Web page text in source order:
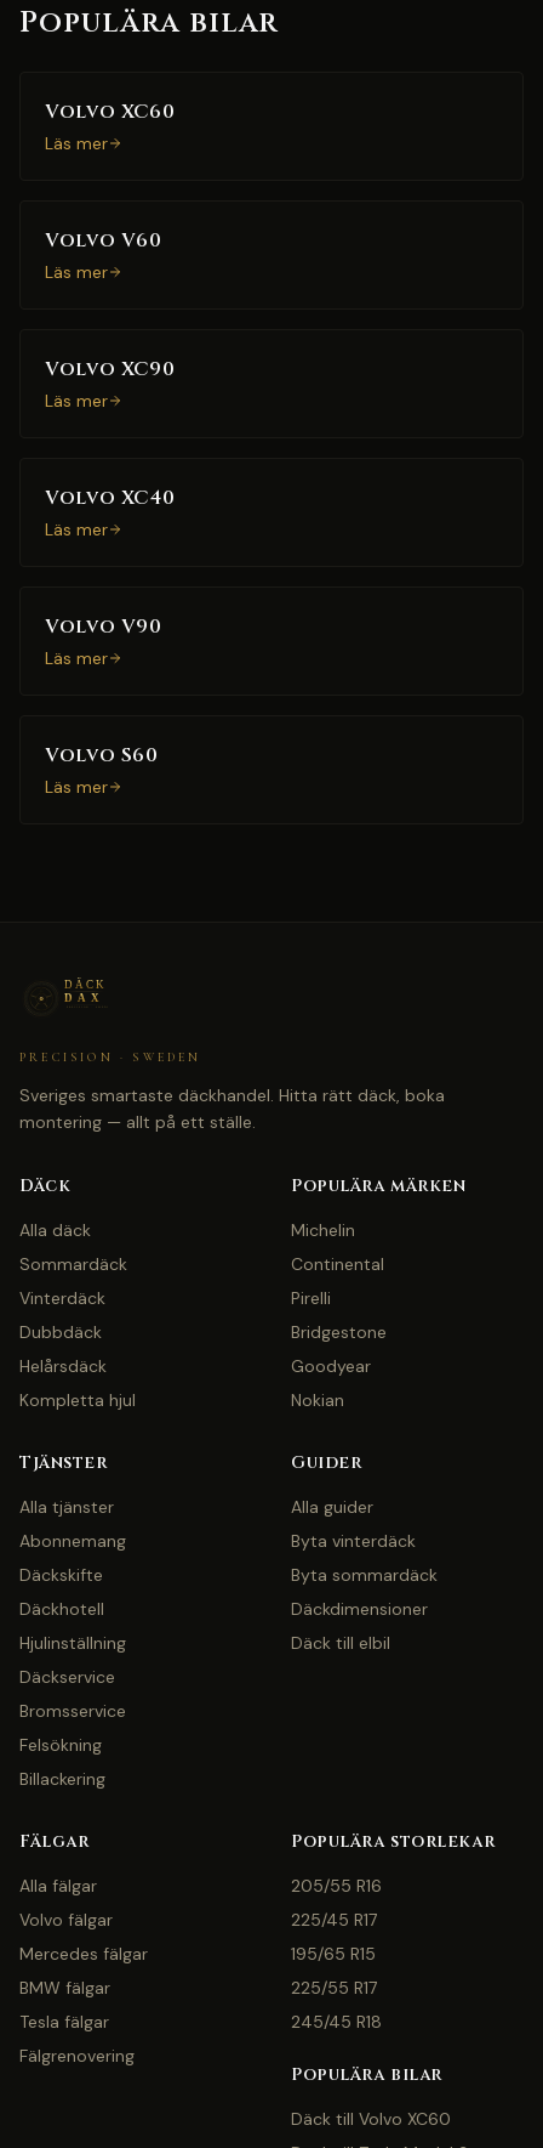
Populära bilar
Volvo XC60
Läs mer
Volvo V60
Läs mer
Volvo XC90
Läs mer
Volvo XC40
Läs mer
Volvo V90
Läs mer
Volvo S60
Läs mer
PRECISION · SWEDEN
Sveriges smartaste däckhandel. Hitta rätt däck, boka
montering — allt på ett ställe.
Däck
Alla däck
Sommardäck
Vinterdäck
Dubbdäck
Helårsdäck
Kompletta hjul
Populära märken
Michelin
Continental
Pirelli
Bridgestone
Goodyear
Nokian
Tjänster
Alla tjänster
Abonnemang
Däckskifte
Däckhotell
Hjulinställning
Däckservice
Bromsservice
Felsökning
Billackering
Guider
Alla guider
Byta vinterdäck
Byta sommardäck
Däckdimensioner
Däck till elbil
Fälgar
Alla fälgar
Volvo fälgar
Mercedes fälgar
BMW fälgar
Tesla fälgar
Fälgrenovering
Populära storlekar
205/55 R16
225/45 R17
195/65 R15
225/55 R17
245/45 R18
Populära bilar
Däck till Volvo XC60